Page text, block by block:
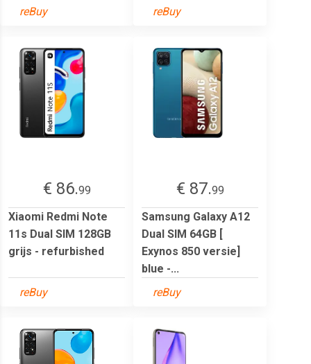
reBuy
reBuy
€ 86.99
Xiaomi Redmi Note
11s Dual SIM 128GB
grijs - refurbished
reBuy
€ 87.99
Samsung Galaxy A12
Dual SIM 64GB [
Exynos 850 versie]
blue -...
reBuy